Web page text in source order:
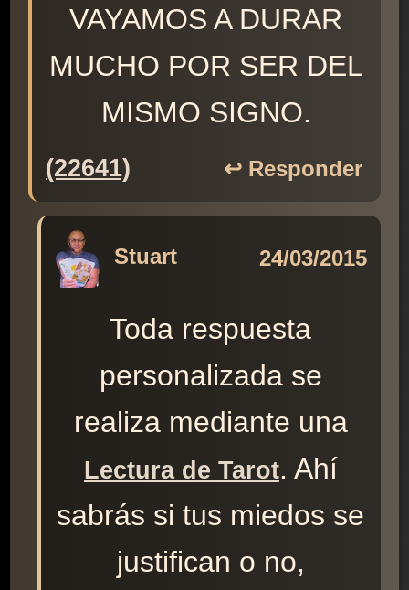
VAYAMOS A DURAR
MUCHO POR SER DEL
MISMO SIGNO.
(22641) ↩️ Responder
Stuart 24/03/2015
Toda respuesta
personalizada se
realiza mediante una
Lectura de Tarot. Ahí
sabrás si tus miedos se
justifican o no,